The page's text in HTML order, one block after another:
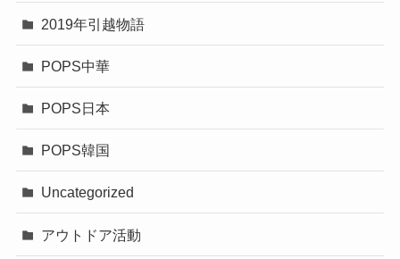
2019年引越物語
POPS中華
POPS日本
POPS韓国
Uncategorized
アウトドア活動